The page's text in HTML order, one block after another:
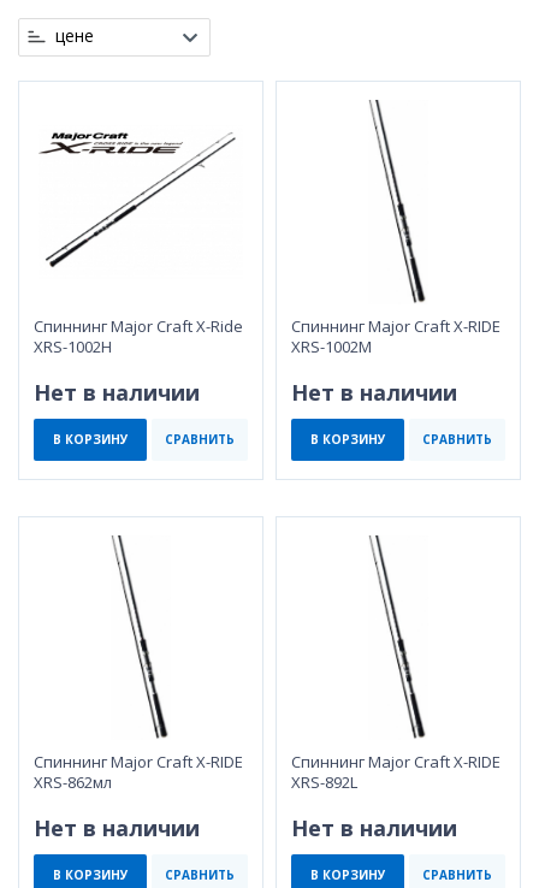
цене
Спиннинг Major Craft X-Ride
XRS-1002H
Нет в наличии
В КОРЗИНУ СРАВНИТЬ
Спиннинг Major Craft X-RIDE
XRS-1002M
Нет в наличии
В КОРЗИНУ СРАВНИТЬ
Спиннинг Major Craft X-RIDE
XRS-862мл
Нет в наличии
В КОРЗИНУ СРАВНИТЬ
Спиннинг Major Craft X-RIDE
XRS-892L
Нет в наличии
В КОРЗИНУ СРАВНИТЬ